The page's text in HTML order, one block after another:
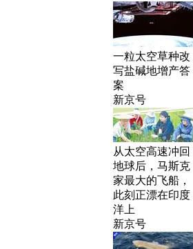
一粒太空草种改
写盐碱地增产答
案
新京号
从太空高速冲回
地球后，马斯克
家最大的飞船，
此刻正漂在印度
洋上
新京号